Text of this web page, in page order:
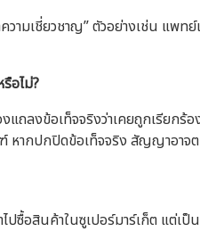
วามเชี่ยวชาญ” ตัวอย่างเช่น แ
อไม่?
แถลงข้อเท็จจริงว่าเคยถูกเรีย
ากปกปิดข้อเท็จจริง สัญญาอาจต
ปซื้อสินค้าในซูเปอร์มาร์เก็ต แต่เป็น